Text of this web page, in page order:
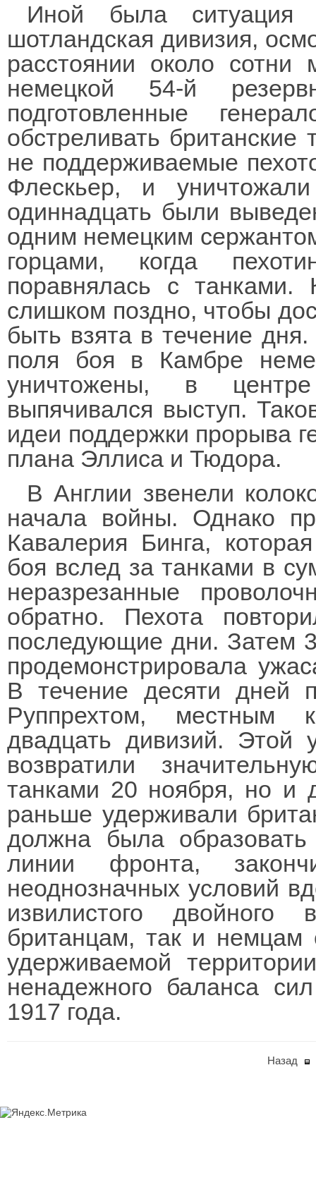
Иной была
шотландская дивизия,
расстоянии около
немецкой 54-й
подготовленные
обстреливать британские
не поддерживаемые
Флескьер, и
одиннадцать были
одним немецким
горцами, когда
поравнялась с
слишком поздно, чтобы
быть взята в течение
поля боя в Камбре
уничтожены, в
выпячивался выступ.
идеи поддержки прорыва
плана Эллиса и Тюдора.
В Англии звенели
начала войны. Однако
Кавалерия Бинга,
боя вслед за танками в
неразрезанные
обратно. Пехота
последующие дни. Затем
продемонстрировала
В течение десяти дней
Руппрехтом, местным
двадцать дивизий. Этой
возвратили
танками 20 ноября, но и
раньше удерживали
должна была
линии фронта,
неоднозначных условий
извилистого
британцам, так и немцам
удерживаемой
ненадежного баланса
1917 года.
Назад